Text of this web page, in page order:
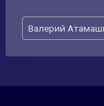
Метки
записи:
Валерий